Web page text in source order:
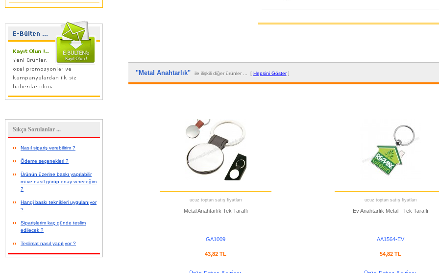
Sıkça Sorulanlar ...
Nasıl sipariş verebilirim ?
Ödeme seçenekleri ?
Ürünün üzerine baskı yapılabilir
mi ve nasıl görüp onay vereceğim
?
Hangi baskı teknikleri uygulanıyor
?
Siparişlerim kaç günde teslim
edilecek ?
Teslimat nasıl yapılıyor ?
"Metal Anahtarlık" ile ilişkili diğer ürünler ... [ Hepsini Göster]
ucuz toptan satış fiyatları
Metal Anahtarlık Tek Taraflı
GA1009
43,82 TL
ucuz toptan satış fiyatları
Ev Anahtarlık Metal - Tek Taraflı
AA1564-EV
54,82 TL